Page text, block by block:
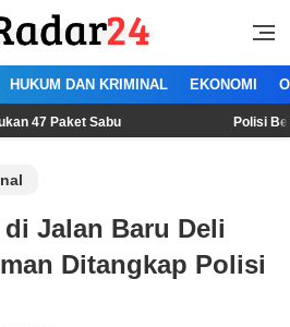
Bersuara
HUKUM DAN KRIMINAL EKONOMI
Sabu Polisi Bekuk Begal
Jalan Baru Deli
Ditangkap Polisi